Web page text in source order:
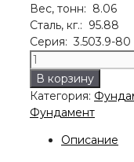
Вес, тонн: 8.06
Сталь, кг.: 95.88
Серия: 3.503.9-80
Количество
товара
Фундамент
ФМ3
В корзину
Категория:
Фундамент
Описание